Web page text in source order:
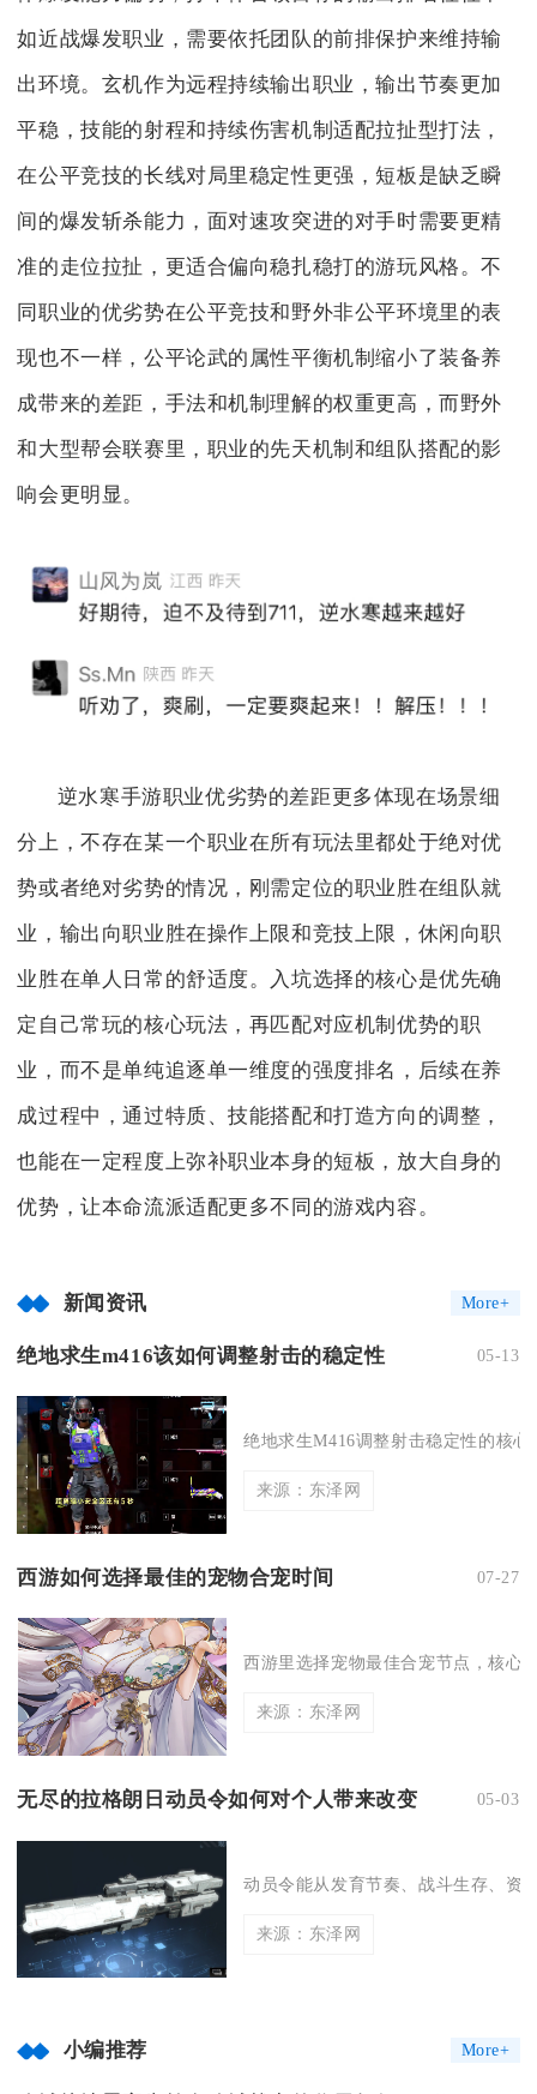
如近战爆发职业，需要依托团队的前排保护来维持输
出环境。玄机作为远程持续输出职业，输出节奏更加
平稳，技能的射程和持续伤害机制适配拉扯型打法，
在公平竞技的长线对局里稳定性更强，短板是缺乏瞬
间的爆发斩杀能力，面对速攻突进的对手时需要更精
准的走位拉扯，更适合偏向稳扎稳打的游玩风格。不
同职业的优劣势在公平竞技和野外非公平环境里的表
现也不一样，公平论武的属性平衡机制缩小了装备养
成带来的差距，手法和机制理解的权重更高，而野外
和大型帮会联赛里，职业的先天机制和组队搭配的影
响会更明显。
逆水寒手游职业优劣势的差距更多体现在场景细
分上，不存在某一个职业在所有玩法里都处于绝对优
势或者绝对劣势的情况，刚需定位的职业胜在组队就
业，输出向职业胜在操作上限和竞技上限，休闲向职
业胜在单人日常的舒适度。入坑选择的核心是优先确
定自己常玩的核心玩法，再匹配对应机制优势的职
业，而不是单纯追逐单一维度的强度排名，后续在养
成过程中，通过特质、技能搭配和打造方向的调整，
也能在一定程度上弥补职业本身的短板，放大自身的
优势，让本命流派适配更多不同的游戏内容。
新闻资讯 More+
绝地求生m416该如何调整射击的稳定性 05-13
绝地求生M416调整射击稳定性的核
来源：东泽网
西游如何选择最佳的宠物合宠时间 07-27
西游里选择宠物最佳合宠节点，核心
来源：东泽网
无尽的拉格朗日动员令如何对个人带来改变 05-03
动员令能从发育节奏、战斗生存、资
来源：东泽网
小编推荐 More+